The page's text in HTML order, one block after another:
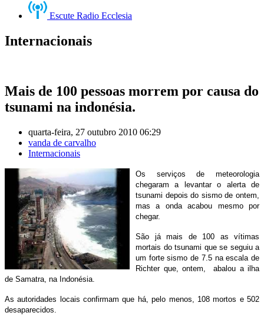
Escute Radio Ecclesia
Internacionais
Mais de 100 pessoas morrem por causa do
tsunami na indonésia.
quarta-feira, 27 outubro 2010 06:29
vanda de carvalho
Internacionais
Os serviços de meteorologia
chegaram a levantar o alerta de
tsunami depois do sismo de ontem,
mas a onda acabou mesmo por
chegar.
São já mais de 100 as vítimas
mortais do tsunami que se seguiu a
um forte sismo de 7.5 na escala de
Richter que, ontem, abalou a ilha
de Samatra, na Indonésia.
As autoridades locais confirmam que há, pelo menos, 108 mortos e 502
desaparecidos.